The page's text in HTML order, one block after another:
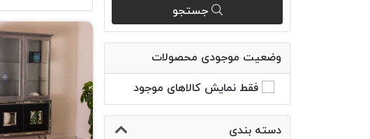
جستجو
وضعیت موجودی محصولات
فقط نمایش کالاهای موجود
دسته بندی